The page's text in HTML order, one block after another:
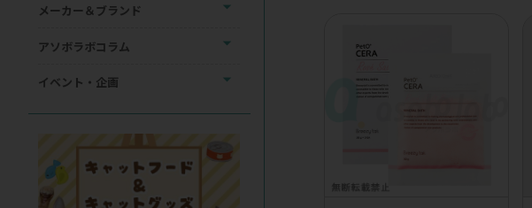
メーカー＆ブランド
アソボラボコラム
イベント・企画